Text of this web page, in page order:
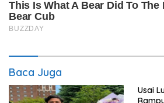
Baca Juga
Usai